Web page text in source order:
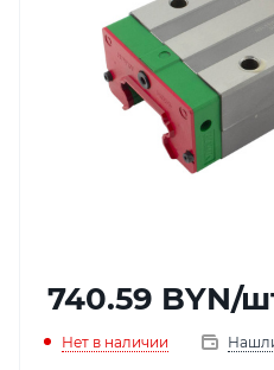
740.59 BYN/
Нет в наличии